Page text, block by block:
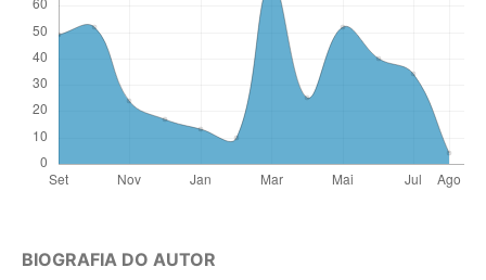
BIOGRAFIA DO AUTOR